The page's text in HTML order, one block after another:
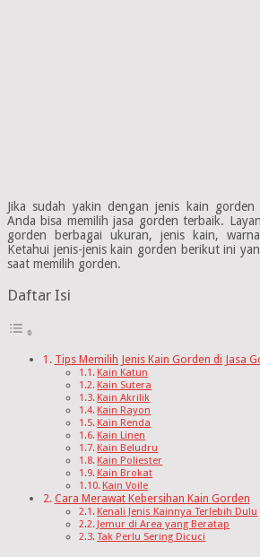
Jika sudah yakin dengan jenis kain
Anda bisa memilih jasa gorden terbaik.
gorden berbagai ukuran, jenis kain,
Ketahui jenis-jenis kain gorden berikut ini
saat memilih gorden.
Daftar Isi
Tips Memilih Jenis Kain Gorden di Jasa
Kain Katun
Kain Sutera
Kain Akrilik
Kain Rayon
Kain Renda
Kain Linen
Kain Beludru
Kain Poliester
Kain Brokat
Kain Voile
Cara Merawat Kebersihan Kain Gorden
Kenali Jenis Kainnya Terlebih Dulu
Jemur di Area yang Beratap
Tak Perlu Sering Dicuci